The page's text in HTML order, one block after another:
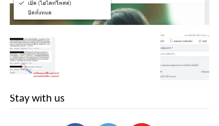
Stay with us